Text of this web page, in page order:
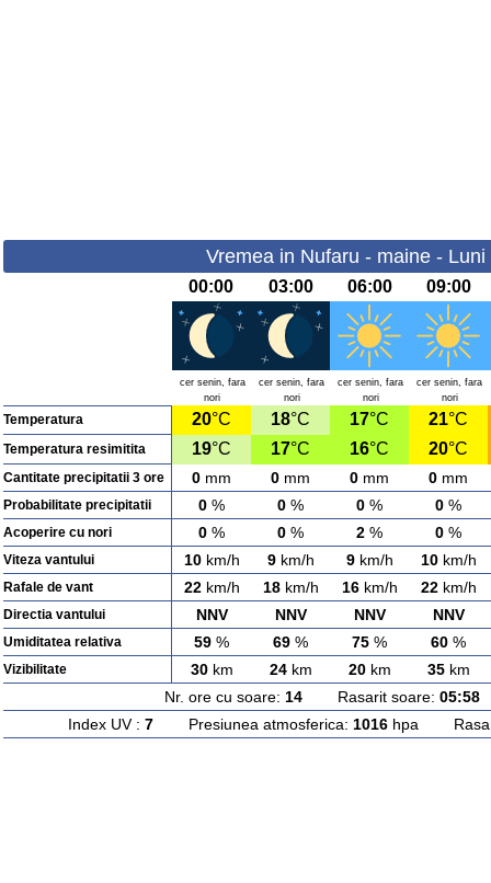
Vremea in Nufaru - maine -
00:00 03:00 06:00 09:00
cer senin, fara
nori
cer senin, fara
nori
cer senin, fara
nori
cer senin, fara
nori
Temperatura 20°C 18°C 17°C 21°C
Temperatura resimitita 19°C 17°C 16°C 20°C
Cantitate precipitatii 3 ore 0 mm 0 mm 0 mm 0 mm
Probabilitate precipitatii 0 % 0 % 0 % 0 %
Acoperire cu nori 0 % 0 % 2 % 0 %
Viteza vantului 10km/h 9km/h 9km/h 10km/h
Rafale de vant 22km/h 18km/h 16km/h 22km/h
Directia vantului NNV NNV NNV NNV
Umiditatea relativa 59 % 69 % 75 % 60 %
Vizibilitate 30km 24km 20km 35km
Nr. ore cu soare: 14Rasarit soare: 05:58
Index UV : 7Presiunea atmosferica: 1016hpa